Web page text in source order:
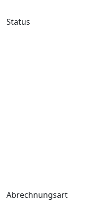
Status
Abrechnungsart